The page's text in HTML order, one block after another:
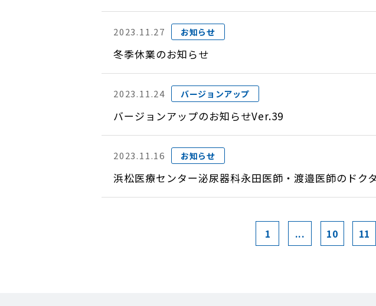
2023.11.27 お知らせ
冬季休業のお知らせ
2023.11.24 バージョンアップ
バージョンアップのお知らせVer.39
2023.11.16 お知らせ
浜松医療センター泌尿器科永田医師・渡邉医師のドク
1 ... 10 11